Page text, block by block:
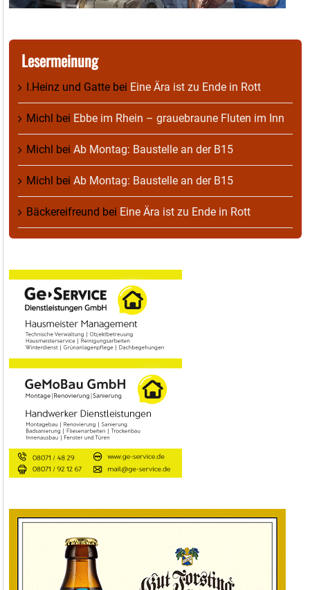
Lesermeinung
I.Heinz und Gatte bei Eine Ära ist zu Ende in Rott
Michl bei Ebbe im Rhein – grauebraune Fluten im Inn
Michl bei Ab Montag: Baustelle an der B15
Michl bei Ab Montag: Baustelle an der B15
Bäckereifreund bei Eine Ära ist zu Ende in Rott